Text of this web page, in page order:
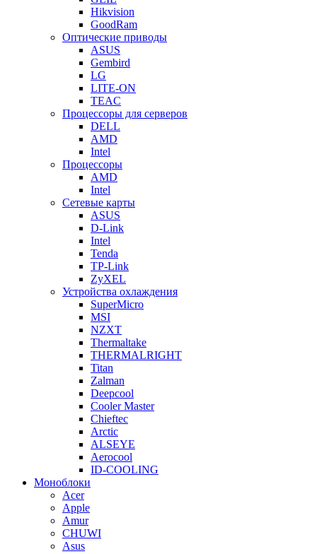
Hikvision
GoodRam
Оптические приводы
ASUS
Gembird
LG
LITE-ON
TEAC
Процессоры для серверов
DELL
AMD
Intel
Процессоры
AMD
Intel
Сетевые карты
ASUS
D-Link
Intel
Tenda
TP-Link
ZyXEL
Устройства охлаждения
SuperMicro
MSI
NZXT
Thermaltake
THERMALRIGHT
Titan
Zalman
Deepcool
Cooler Master
Chieftec
Arctic
ALSEYE
Aerocool
ID-COOLING
Моноблоки
Acer
Apple
Amur
CHUWI
Asus